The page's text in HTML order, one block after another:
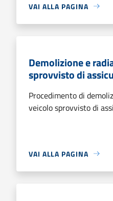
VAI ALLA PAGINA
Demolizione e
sprovvisto di
Procedimento di
veicolo sprovvisto di
VAI ALLA PAGINA